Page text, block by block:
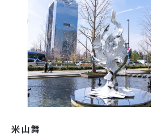
米山舞